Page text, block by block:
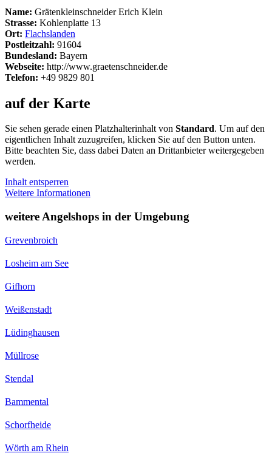
Name: Grätenkleinschneider Erich Klein
Strasse: Kohlenplatte 13
Ort: Flachslanden
Postleitzahl: 91604
Bundesland: Bayern
Webseite: http://www.graetenschneider.de
Telefon: +49 9829 801
auf der Karte
Sie sehen gerade einen Platzhalterinhalt von Standard. Um auf den
eigentlichen Inhalt zuzugreifen, klicken Sie auf den Button unten.
Bitte beachten Sie, dass dabei Daten an Drittanbieter weitergegeben
werden.
Inhalt entsperren
Weitere Informationen
weitere Angelshops in der Umgebung
Grevenbroich
Losheim am See
Gifhorn
Weißenstadt
Lüdinghausen
Müllrose
Stendal
Bammental
Schorfheide
Wörth am Rhein